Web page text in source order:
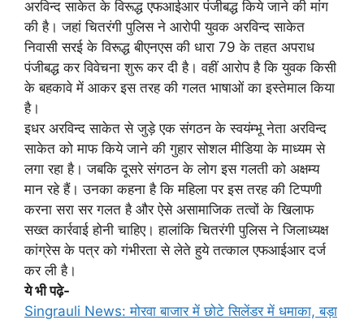
अरविन्द साकेत के विरूद्ध एफआईआर पंजीबद्ध किये जाने की मांग
की है। जहां चितरंगी पुलिस ने आरोपी युवक अरविन्द साकेत
निवासी सरई के विरूद्ध बीएनएस की धारा 79 के तहत अपराध
पंजीबद्ध कर विवेचना शुरू कर दी है। वहीं आरोप है कि युवक किसी
के बहकावे में आकर इस तरह की गलत भाषाओं का इस्तेमाल किया
है।
इधर अरविन्द साकेत से जुड़े एक संगठन के स्वयंम्भू नेता अरविन्द
साकेत को माफ किये जाने की गुहार सोशल मीडिया के माध्यम से
लगा रहा है। जबकि दूसरे संगठन के लोग इस गलती को अक्षम्य
मान रहे हैं। उनका कहना है कि महिला पर इस तरह की टिप्पणी
करना सरा सर गलत है और ऐसे असामाजिक तत्वों के खिलाफ
सख्त कार्रवाई होनी चाहिए। हालांकि चितरंगी पुलिस ने जिलाध्यक्ष
कांग्रेस के पत्र को गंभीरता से लेते हुये तत्काल एफआईआर दर्ज
कर ली है।
ये भी पढ़े-
Singrauli News: मोरवा बाजार में छोटे सिलेंडर में धमाका, बड़ा